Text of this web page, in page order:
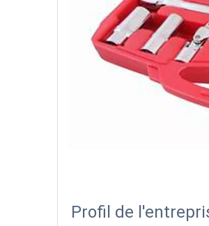
Profil de